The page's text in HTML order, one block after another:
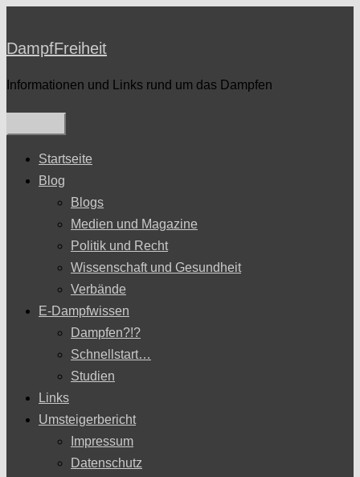
springen
DampfFreiheit
Informationen und Links rund um das Dampfen
Startseite
Blog
Blogs
Medien und Magazine
Politik und Recht
Wissenschaft und Gesundheit
Verbände
E-Dampfwissen
Dampfen?!?
Schnellstart…
Studien
Links
Umsteigerbericht
Impressum
Datenschutz